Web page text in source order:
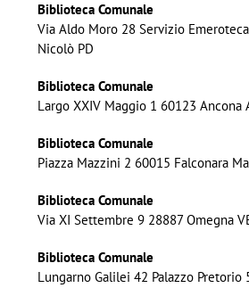
Biblioteca Comunale
Via Aldo Moro 28 Servizio
Nicolò PD
Biblioteca Comunale
Largo XXIV Maggio 1 60123 Ancona
Biblioteca Comunale
Piazza Mazzini 2 60015 Falconara
Biblioteca Comunale
Via XI Settembre 9 28887 Omegna
Biblioteca Comunale
Lungarno Galilei 42 Palazzo Pretorio